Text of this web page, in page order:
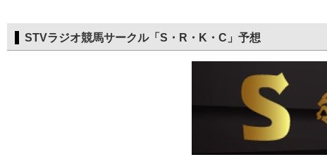
STVラジオ競馬サークル「S・R・K・C」予想